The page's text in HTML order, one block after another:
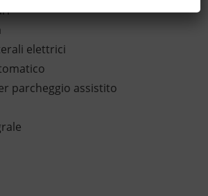
elettrici
parcheggio assistito